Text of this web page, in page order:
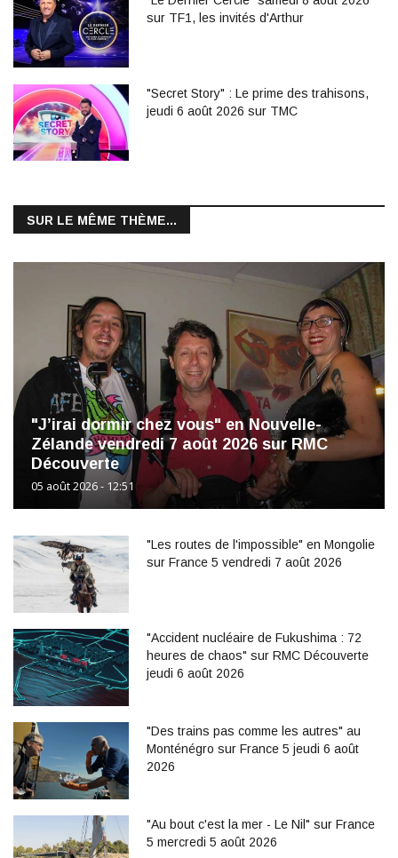
sur TF1, les invités d'Arthur
"Secret Story" : Le prime des trahisons,
jeudi 6 août 2026 sur TMC
SUR LE MÊME THÈME...
"J’irai dormir chez vous" en Nouvelle-
Zélande vendredi 7 août 2026 sur RMC
Découverte
05 août 2026 - 12:51
"Les routes de l'impossible" en Mongolie
sur France 5 vendredi 7 août 2026
"Accident nucléaire de Fukushima : 72
heures de chaos" sur RMC Découverte
jeudi 6 août 2026
"Des trains pas comme les autres" au
Monténégro sur France 5 jeudi 6 août
2026
"Au bout c'est la mer - Le Nil" sur France
5 mercredi 5 août 2026